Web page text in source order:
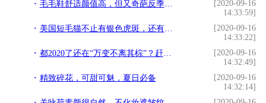
毛毛鞋舒适颜值高，但又奇葩反季节，小香风起毛布料高跟鞋则不同
[2020-09-16
14:33:59]
美国短毛猫不止有银色虎斑，还有这6种颜色，你都认识吗？
[2020-09-16
14:33:22]
都2020了还在“万变不离其棕”？赶紧换上这几款流行发色
[2020-09-16
14:32:49]
精致碎花，可甜可魅，夏日必备
[2020-09-16
14:32:14]